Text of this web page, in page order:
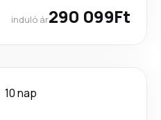
induló ár290 099Ft
10 nap